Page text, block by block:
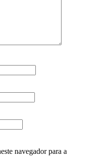
navegador para a